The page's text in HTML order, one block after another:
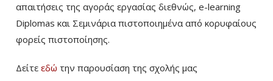
απαιτήσεις της αγοράς εργασίας διεθνώς, e-learning
Diplomas και Σεμινάρια πιστοποιημένα από κορυφαίους
φορείς πιστοποίησης.
Δείτε εδώ την παρουσίαση της σχολής μας